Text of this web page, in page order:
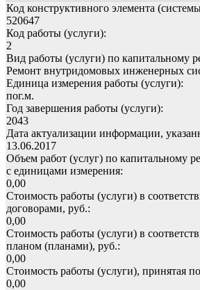
Код конструктивного элемента
520647
Код работы (услуги):
2
Вид работы (услуги) по капитальному
Ремонт внутридомовых инженерных
Единица измерения работы (услуги):
пог.м.
Год завершения работы (услуги):
2043
Дата актуализации информации,
13.06.2017
Объем работ (услуг) по капитальному
с единицами измерения:
0,00
Стоимость работы (услуги) в
договорами, руб.:
0,00
Стоимость работы (услуги) в
планом (планами), руб.:
0,00
Стоимость работы (услуги), принятая
0,00